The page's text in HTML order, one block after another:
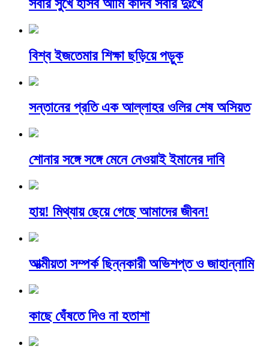
সবার সুখে হাসব আমি কাঁদব সবার দুঃখে
বিশ্ব ইজতেমার শিক্ষা ছড়িয়ে পড়ুক
সন্তানের প্রতি এক আল্লাহর ওলির শেষ অসিয়ত
শোনার সঙ্গে সঙ্গে মেনে নেওয়াই ইমানের দাবি
হায়! মিথ্যায় ছেয়ে গেছে আমাদের জীবন!
আত্মীয়তা সম্পর্ক ছিন্নকারী অভিশপ্ত ও জাহান্নামি
কাছে ঘেঁষতে দিও না হতাশা